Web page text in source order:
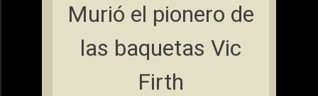
Murió el pionero de
las baquetas Vic
Firth